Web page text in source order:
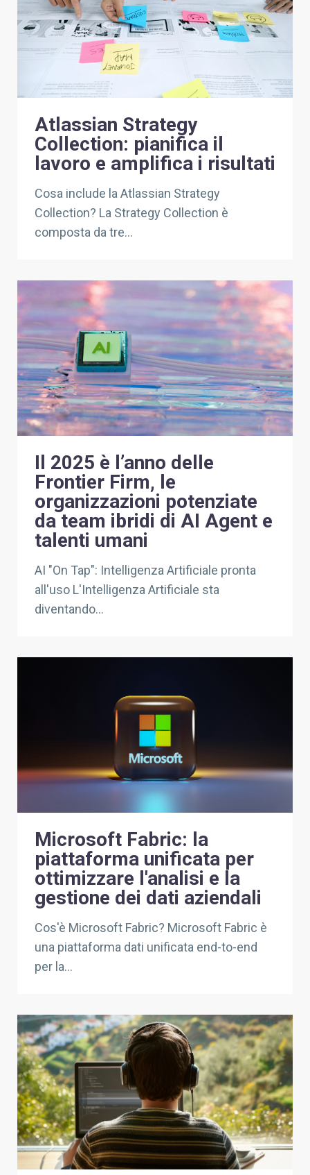
Atlassian Strategy
Collection: pianifica il
lavoro e amplifica i risultati
Cosa include la Atlassian Strategy
Collection? La Strategy Collection è
composta da tre...
Il 2025 è l’anno delle
Frontier Firm, le
organizzazioni potenziate
da team ibridi di AI Agent e
talenti umani
AI "On Tap": Intelligenza Artificiale pronta
all'uso L'Intelligenza Artificiale sta
diventando...
Microsoft Fabric: la
piattaforma unificata per
ottimizzare l'analisi e la
gestione dei dati aziendali
Cos'è Microsoft Fabric? Microsoft Fabric è
una piattaforma dati unificata end-to-end
per la...